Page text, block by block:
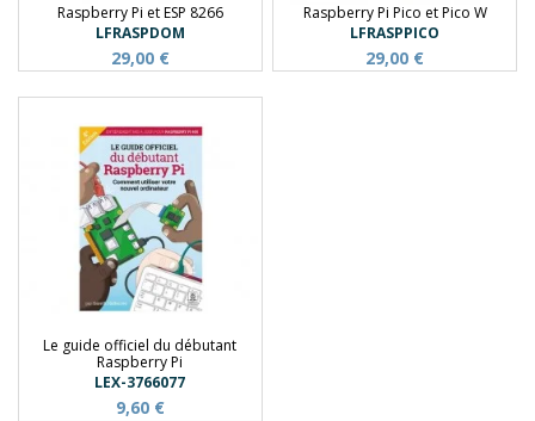
Raspberry Pi et ESP 8266
LFRASPDOM
29,00 €
Raspberry Pi Pico et Pico W
LFRASPPICO
29,00 €
Le guide officiel du débutant
Raspberry Pi
LEX-3766077
9,60 €